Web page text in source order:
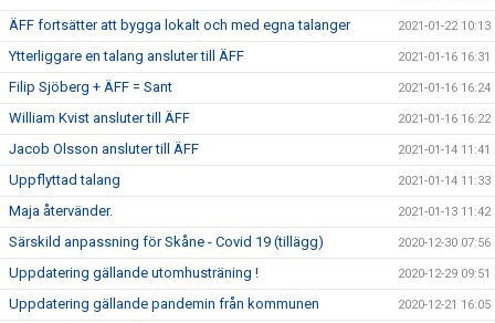
ÄFF fortsätter att bygga lokalt och med egna talanger 2021-01-22 10:13
Ytterliggare en talang ansluter till ÄFF 2021-01-16 16:31
Filip Sjöberg + ÄFF = Sant 2021-01-16 16:24
William Kvist ansluter till ÄFF 2021-01-16 16:22
Jacob Olsson ansluter till ÄFF 2021-01-14 11:41
Uppflyttad talang 2021-01-14 11:33
Maja återvänder. 2021-01-13 11:42
Särskild anpassning för Skåne - Covid 19 (tillägg) 2020-12-30 07:56
Uppdatering gällande utomhusträning ! 2020-12-29 09:51
Uppdatering gällande pandemin från kommunen 2020-12-21 16:05